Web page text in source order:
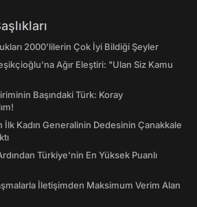
2000'lilerin Çok İyi Bildiği Şeyler
Ağır Eleştiri: "Ulan Siz Kamu
Başındaki Türk: Koray
Kadın Generalinin Dedesinin Çanakkale
Türkiye'nin En Yüksek Puanlı
İletişimden Maksimum Verim Alan